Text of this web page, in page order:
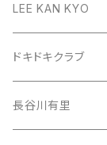
LEE KAN KYO
ドキドキクラブ
長谷川有里